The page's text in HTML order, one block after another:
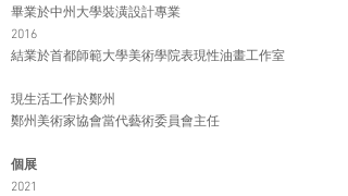
畢業於中州大學裝潢設計專業
2016
結業於首都師範大學美術學院表現性油畫工作室
現生活工作於鄭州
鄭州美術家協會當代藝術委員會主任
個展
2021